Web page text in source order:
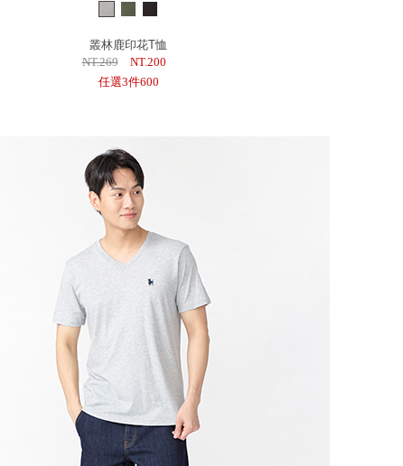
叢林鹿印花T恤
NT.269
NT.200
任選3件600